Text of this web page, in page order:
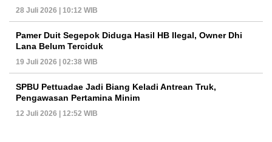
28 Juli 2026 | 10:12 WIB
Pamer Duit Segepok Diduga Hasil HB Ilegal, Owner Dhi
Lana Belum Terciduk
19 Juli 2026 | 02:38 WIB
SPBU Pettuadae Jadi Biang Keladi Antrean Truk,
Pengawasan Pertamina Minim
12 Juli 2026 | 12:52 WIB